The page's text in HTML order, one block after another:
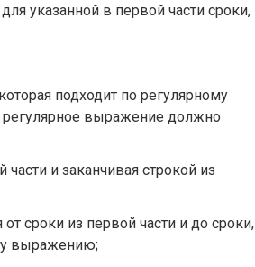
указанной в первой части сроки,
подходит по регулярному
выражение должно
и заканчивая строкой из
сроки из первой части и до сроки,
выражению;